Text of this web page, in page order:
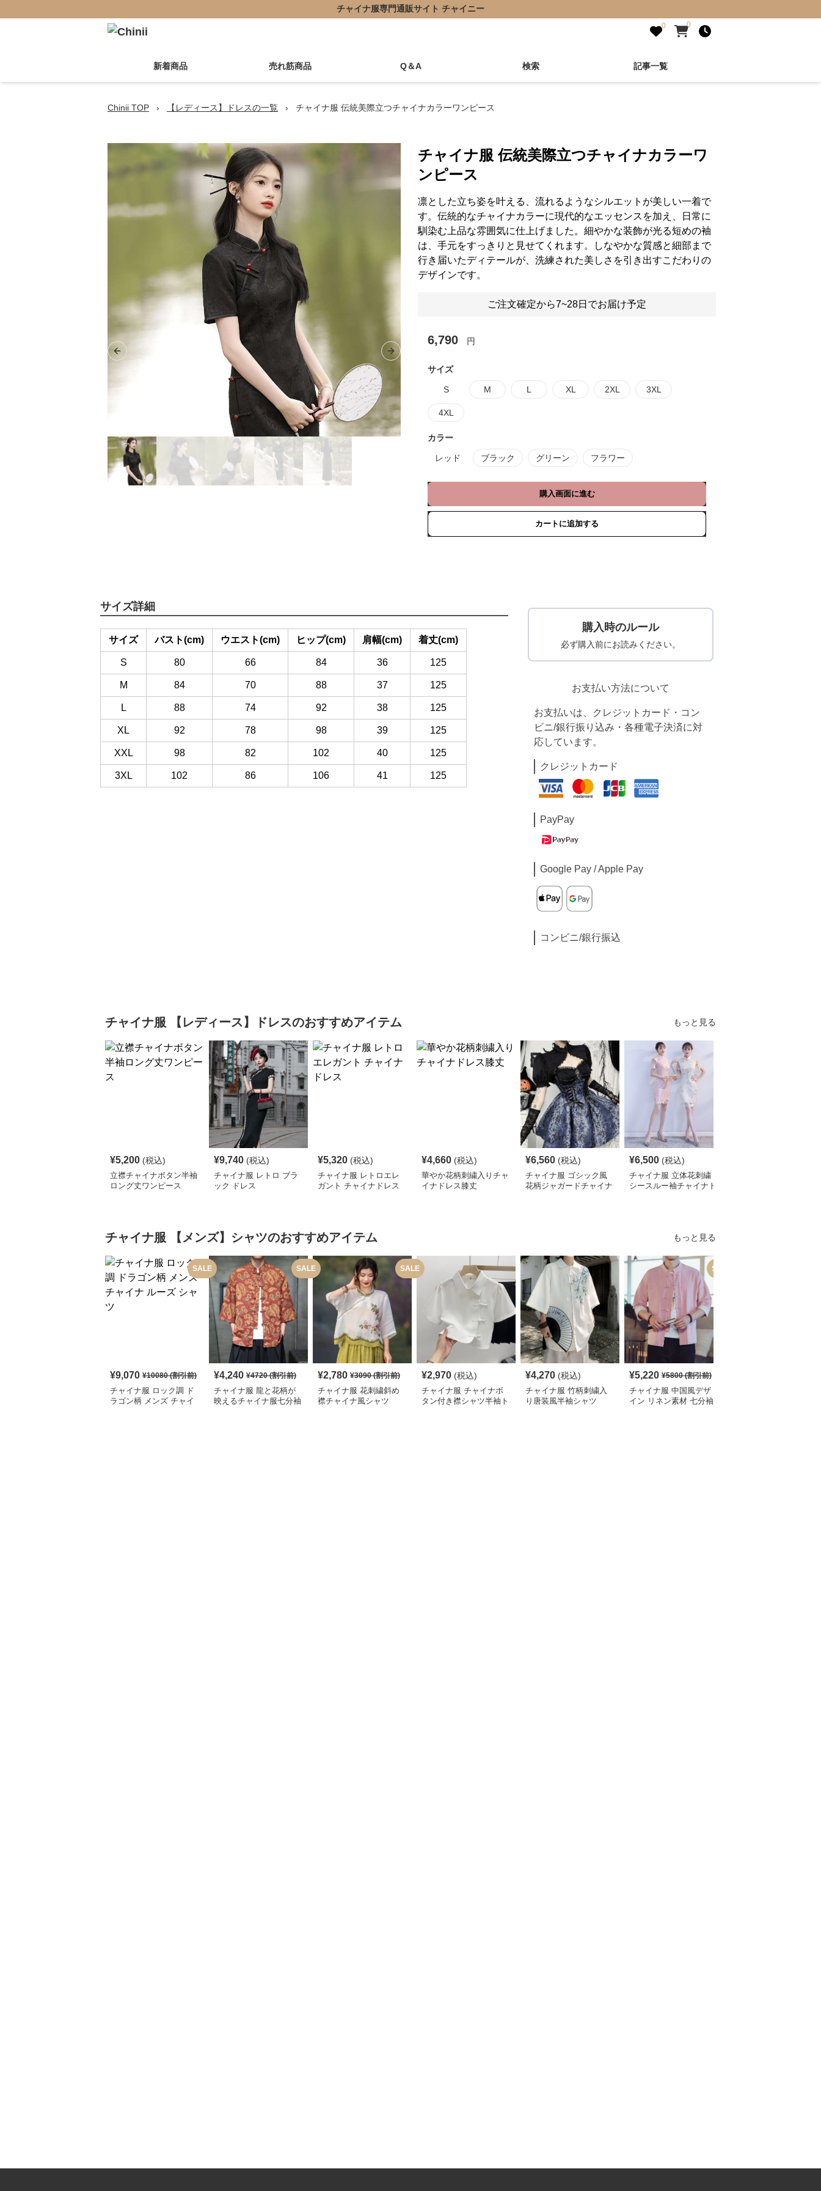
チャイナ服専門通販サイト チャイニー
0 0
新着商品 売れ筋商品 Q＆A 検索 記事一覧
Chinii TOP › 【レディース】ドレスの一覧 › チャイナ服 伝統美際立つチャイナカラーワンピース
Previous slide Next slide
チャイナ服 伝統美際立つチャイナカラーワ
ンピース
凛とした立ち姿を叶える、流れるようなシルエットが美しい一着で
す。伝統的なチャイナカラーに現代的なエッセンスを加え、日常に
馴染む上品な雰囲気に仕上げました。細やかな装飾が光る短めの袖
は、手元をすっきりと見せてくれます。しなやかな質感と細部まで
行き届いたディテールが、洗練された美しさを引き出すこだわりの
デザインです。
ご注文確定から7~28日でお届け予定
6,790 円
サイズ
S M L XL 2XL 3XL
4XL
カラー
レッド ブラック グリーン フラワー
購入画面に進む
カートに追加する
サイズ詳細
サイズ バスト(cm) ウエスト(cm) ヒップ(cm) 肩幅(cm) 着丈(cm)
S 80 66 84 36 125
M 84 70 88 37 125
L 88 74 92 38 125
XL 92 78 98 39 125
XXL 98 82 102 40 125
3XL 102 86 106 41 125
購入時のルール
必ず購入前にお読みください。
お支払い方法について
お支払いは、クレジットカード・コン
ビニ/銀行振り込み・各種電子決済に対
応しています。
クレジットカード
PayPay
Google Pay / Apple Pay
コンビニ/銀行振込
チャイナ服 【レディース】ドレスのおすすめアイテム もっと見る
¥5,200 (税込)
立襟チャイナボタン半袖
ロング丈ワンピース
¥9,740 (税込)
チャイナ服 レトロ ブラ
ック ドレス
¥5,320 (税込)
チャイナ服 レトロエレ
ガント チャイナドレス
¥4,660 (税込)
華やか花柄刺繍入りチャ
イナドレス膝丈
¥6,560 (税込)
チャイナ服 ゴシック風
花柄ジャガードチャイナ
¥6,500 (税込)
チャイナ服 立体花刺繍
シースルー袖チャイナド
チャイナ服 【メンズ】シャツのおすすめアイテム もっと見る
SALE
¥9,070 ¥10080(割引前)
チャイナ服 ロック調 ド
ラゴン柄 メンズ チャイ
SALE
¥4,240 ¥4720(割引前)
チャイナ服 龍と花柄が
映えるチャイナ服七分袖
SALE
¥2,780 ¥3090(割引前)
チャイナ服 花刺繍斜め
襟チャイナ風シャツ
¥2,970 (税込)
チャイナ服 チャイナボ
タン付き襟シャツ半袖ト
¥4,270 (税込)
チャイナ服 竹柄刺繍入
り唐装風半袖シャツ
SALE
¥5,220 ¥5800(割引前)
チャイナ服 中国風デザ
イン リネン素材 七分袖